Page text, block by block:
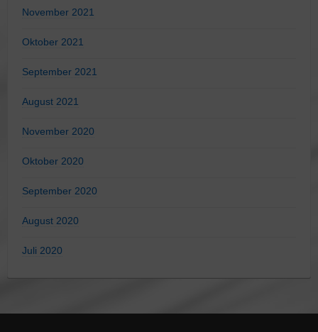
November 2021
Oktober 2021
September 2021
August 2021
November 2020
Oktober 2020
September 2020
August 2020
Juli 2020